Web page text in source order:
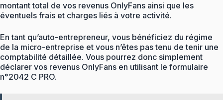
montant total de vos revenus OnlyFans ainsi que les
éventuels frais et charges liés à votre activité.
En tant qu’auto-entrepreneur, vous bénéficiez du régime
de la micro-entreprise et vous n’êtes pas tenu de tenir une
comptabilité détaillée. Vous pourrez donc simplement
déclarer vos revenus OnlyFans en utilisant le formulaire
n°2042 C PRO.